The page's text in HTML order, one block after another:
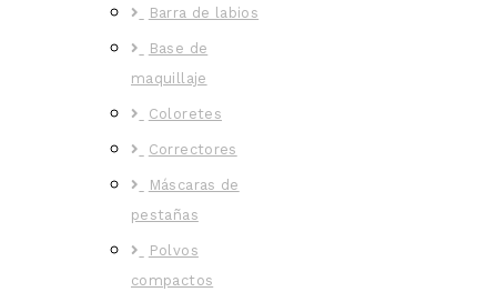
Barra de labios
Base de
maquillaje
Coloretes
Correctores
Máscaras de
pestañas
Polvos
compactos